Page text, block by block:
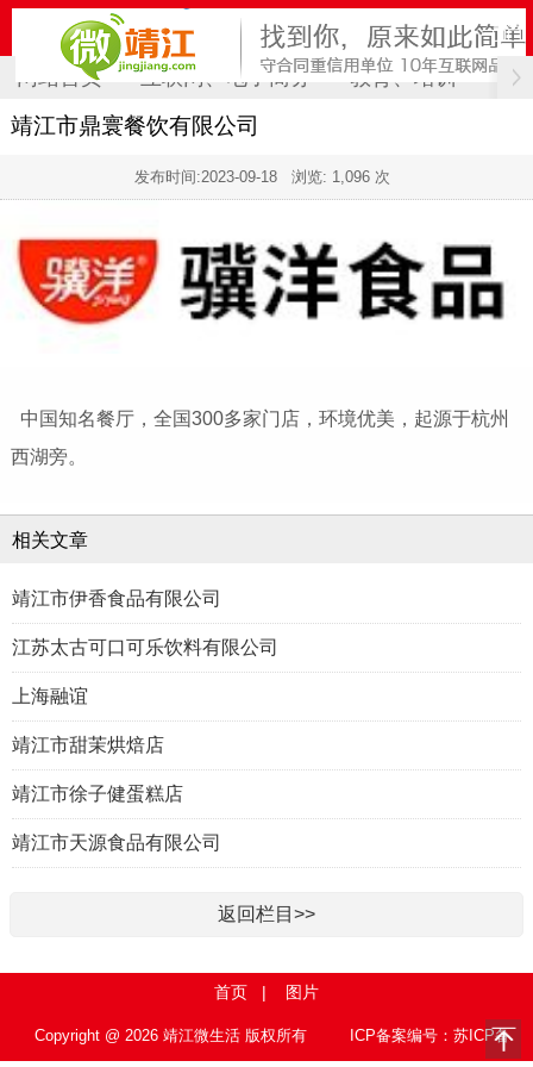
网站首页 互联网、电子商务 教育、培训 计
靖江市鼎寰餐饮有限公司
发布时间:2023-09-18 浏览: 1,096 次
中国知名餐厅，全国300多家门店，环境优美，起源于杭州
西湖旁。
相关文章
靖江市伊香食品有限公司
江苏太古可口可乐饮料有限公司
上海融谊
靖江市甜茉烘焙店
靖江市徐子健蛋糕店
靖江市天源食品有限公司
返回栏目>>
首页 | 图片
Copyright @ 2026 靖江微生活 版权所有
ICP备案编号：苏ICP备
15010767号